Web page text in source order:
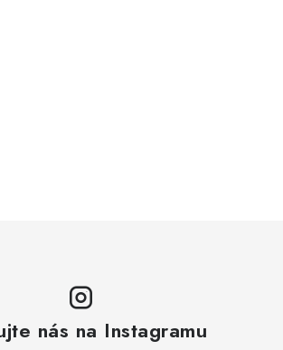
nás na Instagramu